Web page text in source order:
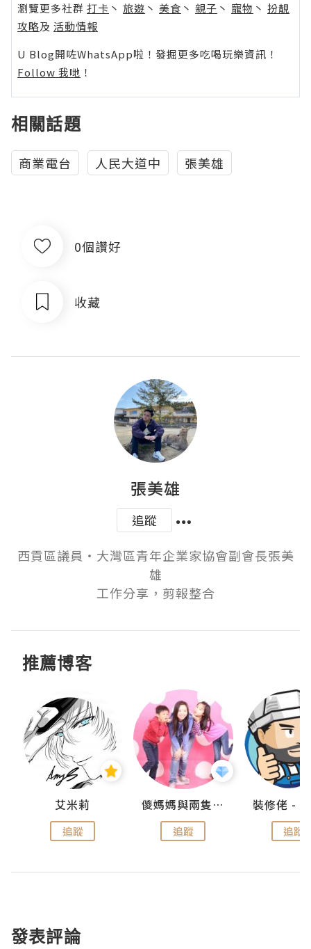
瀏覽更多社群 打卡 丶 旅遊 丶 美食 丶 親子 丶 寵物 丶 扮靚
攻略及 活動情報
U Blog開咗WhatsApp啦！發掘更多吃喝玩樂資訊！
Follow 我哋 ！
相關話題
商業電台 人民大道中 張美雄
0個讚好
收藏
張美雄
追蹤
西貢區議員‧大灣區青年企業家協會副會長張美
雄
工作分享，剪報整合
推薦博客
艾米莉
追蹤
儍媽媽與兩隻小魔怪之家
追蹤 追蹤
發表評論